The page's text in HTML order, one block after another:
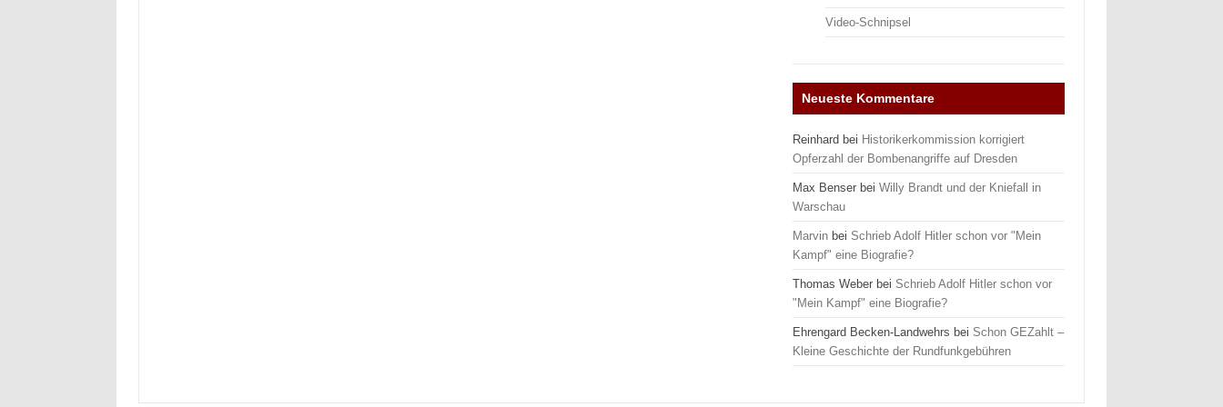
Video-Schnipsel
Neueste Kommentare
Reinhard bei Historikerkommission korrigiert
Opferzahl der Bombenangriffe auf Dresden
Max Benser beiWilly Brandt und der Kniefall in
Warschau
Marvin bei Schrieb Adolf Hitler schon vor "Mein
Kampf" eine Biografie?
Thomas Weber bei Schrieb Adolf Hitler schon vor
"Mein Kampf" eine Biografie?
Ehrengard Becken-Landwehrs bei Schon GEZahlt –
Kleine Geschichte der Rundfunkgebühren